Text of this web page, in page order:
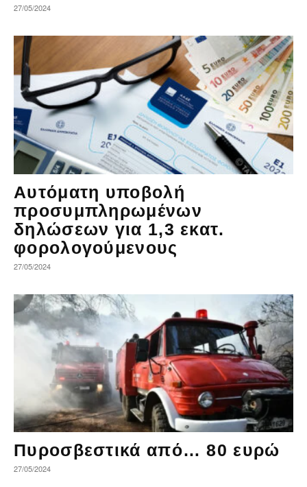
27/05/2024
Αυτόματη υποβολή
προσυμπληρωμένων
δηλώσεων για 1,3 εκατ.
φορολογούμενους
27/05/2024
Πυροσβεστικά από… 80 ευρώ
27/05/2024